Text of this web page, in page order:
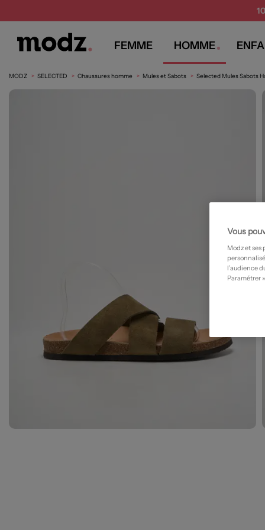
FEMME HOMME
MODZ SELECTED Chaussures homme Mules et Sabots Selected Mules Sabots
Vous
Modz et
l’audience
Paramétrer